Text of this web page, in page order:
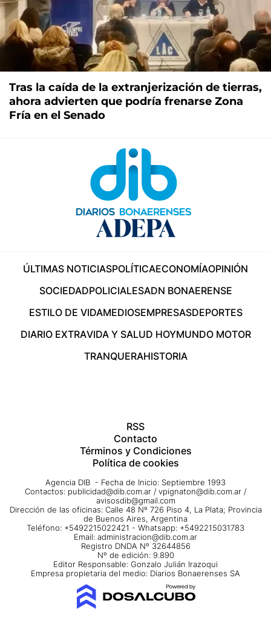
Tras la caída de la extranjerización de tierras,
ahora advierten que podría frenarse Zona
Fría en el Senado
ÚLTIMAS NOTICIASPOLÍTICAECONOMÍAOPINIÓN
SOCIEDADPOLICIALESADN BONAERENSE
ESTILO DE VIDAMEDIOSEMPRESASDEPORTES
DIARIO EXTRAVIDA Y SALUD HOYMUNDO MOTOR
TRANQUERAHISTORIA
RSS
Contacto
Términos y Condiciones
Política de cookies
Agencia DIB - Fecha de Inicio: Septiembre 1993
Contactos: publicidad@dib.com.ar / vpignaton@dib.com.ar /
avisosdib@gmail.com
Dirección de las oficinas: Calle 48 Nº 726 Piso 4, La Plata; Provincia
de Buenos Aires, Argentina
Teléfono: +5492215022421 - Whatsapp: +5492215031783
Email: administracion@dib.com.ar
Registro DNDA Nº 32644856
Nº de edición: 9.890
Editor Responsable: Gonzalo Julián Irazoqui
Empresa propietaria del medio: Diarios Bonaerenses SA